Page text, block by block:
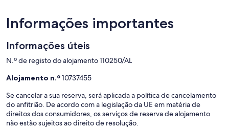
Informações importantes
Informações úteis
N.º de registo do alojamento 110250/AL
Alojamento n.º10737455
Se cancelar a sua reserva, será aplicada a política de cancelamento
do anfitrião. De acordo com a legislação da UE em matéria de
direitos dos consumidores, os serviços de reserva de alojamento
não estão sujeitos ao direito de resolução.